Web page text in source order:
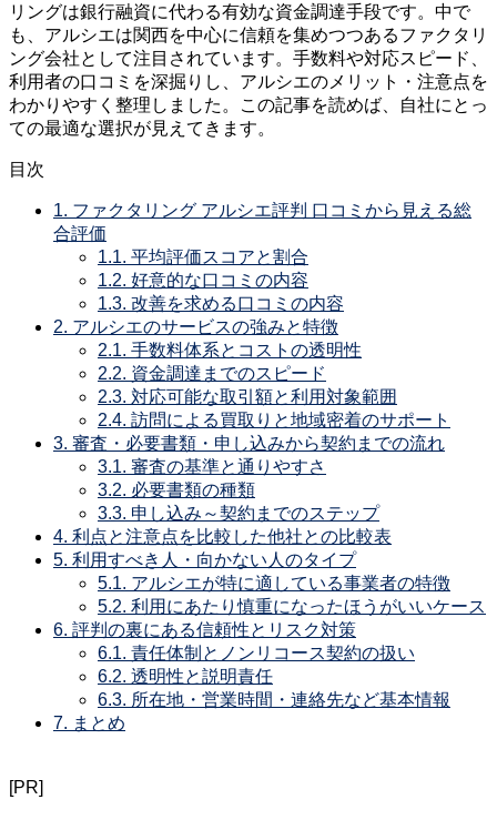
リングは銀行融資に代わる有効な資金調達手段です。中で
も、アルシエは関西を中心に信頼を集めつつあるファクタリ
ング会社として注目されています。手数料や対応スピード、
利用者の口コミを深掘りし、アルシエのメリット・注意点を
わかりやすく整理しました。この記事を読めば、自社にとっ
ての最適な選択が見えてきます。
目次
1. ファクタリング アルシエ評判 口コミから見える総
合評価
1.1. 平均評価スコアと割合
1.2. 好意的な口コミの内容
1.3. 改善を求める口コミの内容
2. アルシエのサービスの強みと特徴
2.1. 手数料体系とコストの透明性
2.2. 資金調達までのスピード
2.3. 対応可能な取引額と利用対象範囲
2.4. 訪問による買取りと地域密着のサポート
3. 審査・必要書類・申し込みから契約までの流れ
3.1. 審査の基準と通りやすさ
3.2. 必要書類の種類
3.3. 申し込み～契約までのステップ
4. 利点と注意点を比較した他社との比較表
5. 利用すべき人・向かない人のタイプ
5.1. アルシエが特に適している事業者の特徴
5.2. 利用にあたり慎重になったほうがいいケース
6. 評判の裏にある信頼性とリスク対策
6.1. 責任体制とノンリコース契約の扱い
6.2. 透明性と説明責任
6.3. 所在地・営業時間・連絡先など基本情報
7. まとめ
[PR]